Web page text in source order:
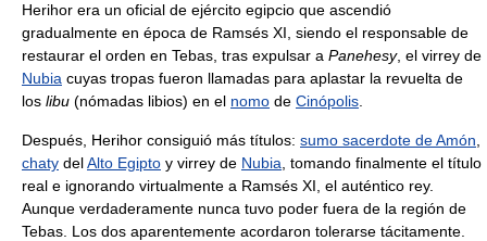
Herihor era un oficial de ejército egipcio que ascendió
gradualmente en época de Ramsés XI, siendo el responsable de
restaurar el orden en Tebas, tras expulsar a Panehesy, el virrey de
Nubia cuyas tropas fueron llamadas para aplastar la revuelta de
los libu (nómadas libios) en el nomo de Cinópolis
Después, Herihor consiguió más títulos: sumo sacerdote de Amón
chaty delAlto Egipto y virrey de Nubia , tomando finalmente el título
real e ignorando virtualmente a Ramsés XI, el auténtico rey.
Aunque verdaderamente nunca tuvo poder fuera de la región de
Tebas. Los dos aparentemente acordaron tolerarse tácitamente.